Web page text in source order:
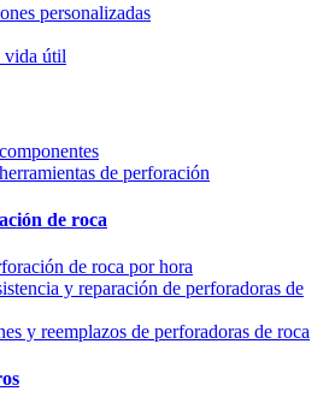
personalizadas
vida útil
de perforación
de roca
de roca por hora
y reparación de perforadoras de
y reemplazos de perforadoras de roca